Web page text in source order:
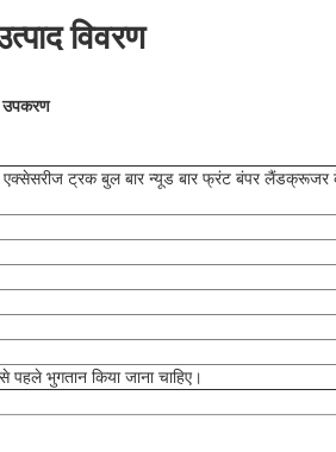
विवरण
उपकरण
ट्रक बुल बार न्यूड बार फ्रंट बंपर लैंडक्रूजर
पहले भुगतान किया जाना चाहिए।